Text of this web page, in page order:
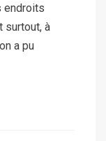
endroits
surtout, à
a pu